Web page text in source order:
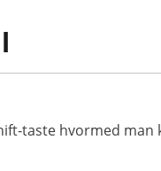
taste hvormed